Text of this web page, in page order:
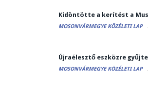
Kidöntötte a kerítést a
MOSONVÁRMEGYE KÖZÉLETI LAP
Újraélesztő eszközre
MOSONVÁRMEGYE KÖZÉLETI LAP